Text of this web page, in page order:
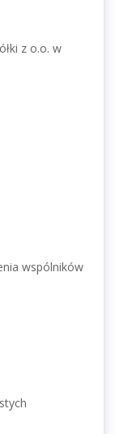
z o.o. w
wspólników